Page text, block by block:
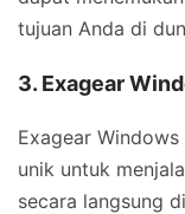
tujuan Anda di
3. Exagear
Exagear
unik untuk
secara langsung